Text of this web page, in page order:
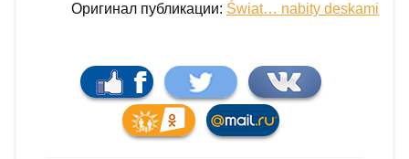
Оригинал публикации: Świat… nabity deskami